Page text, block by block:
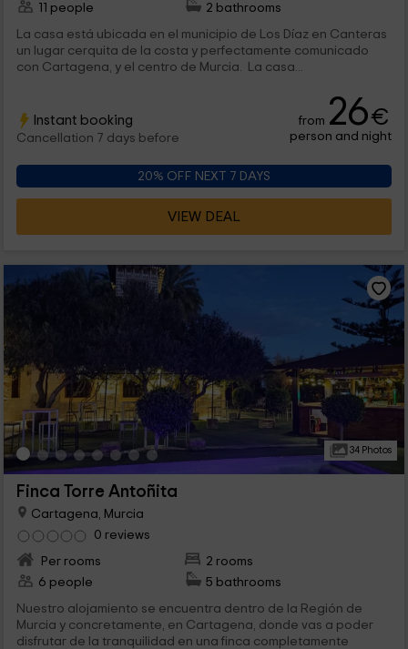
11 people
2 bathrooms
La casa está ubicada en el municipio de Los Díaz en Canteras
un lugar cerquita de la costa y perfectamente comunicado
con Cartagena, y el centro de Murcia. La casa...
Instant booking
Cancellation 7 days before
from 26€
person and night
20% OFF NEXT 7 DAYS
VIEW DEAL
34 Photos
Finca Torre Antoñita
Cartagena, Murcia
0 reviews
Per rooms
2 rooms
6 people
5 bathrooms
Nuestro alojamiento se encuentra dentro de la Región de
Murcia y concretamente, en Cartagena, donde vas a poder
disfrutar de la tranquilidad en una finca completamente